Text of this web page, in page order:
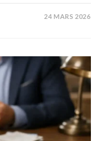
24 MARS 2026